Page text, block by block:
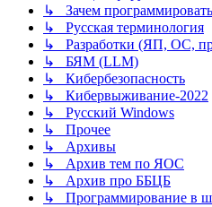
↳ Зачем
↳ Русская терминология
↳ Разработки (ЯП, ОС,
↳ БЯМ (LLM)
↳ Кибербезопасность
↳ Кибервыживание-2022
↳ Русский Windows
↳ Прочее
↳ Архивы
↳ Архив тем по ЯОС
↳ Архив про ББЦБ
↳ Программирование в